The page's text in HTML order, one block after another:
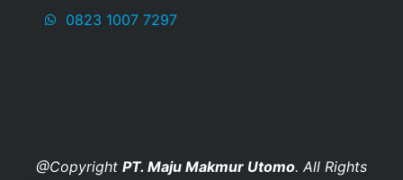
0823 1007 7297
@Copyright PT. Maju Makmur Utomo. All Rights